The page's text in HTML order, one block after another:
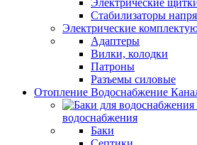
Электрические
Стабилизаторы
Электрические
Адаптеры
Вилки, колодки
Патроны
Разъемы силовые
Отопление Водоснабжение
водоснабжения
Баки